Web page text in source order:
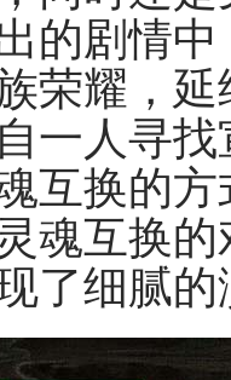
的剧情
荣耀，
一人寻
互换的
魂互换
了细腻